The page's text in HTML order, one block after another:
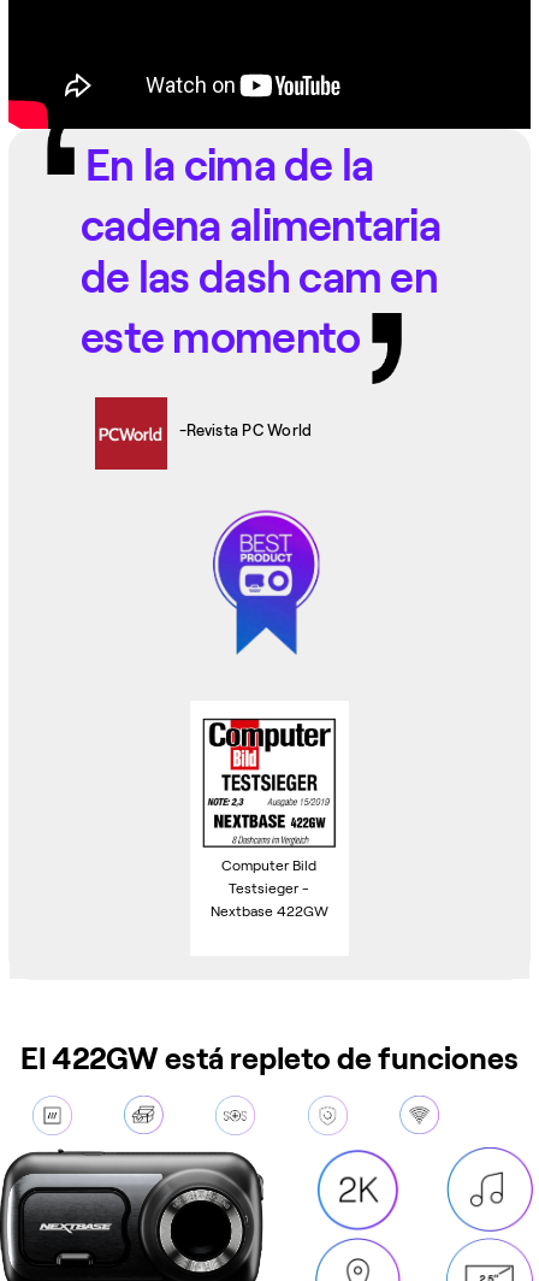
En la cima de la
cadena alimentaria
de las dash cam en
este momento
-Revista PC World
Computer Bild
Testsieger -
Nextbase 422GW
El 422GW está repleto de funciones